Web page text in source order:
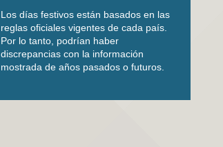
Los días festivos están basados en las
reglas oficiales vigentes de cada país.
Por lo tanto, podrían haber
discrepancias con la información
mostrada de años pasados o futuros.